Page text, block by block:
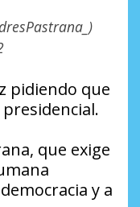
pidiendo que
que exige
y a